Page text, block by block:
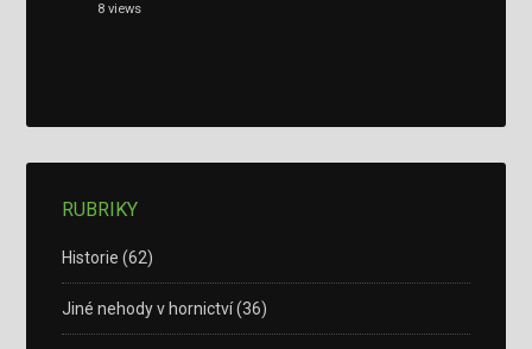
8 views
RUBRIKY
Historie (62)
Jiné nehody v hornictví(36)